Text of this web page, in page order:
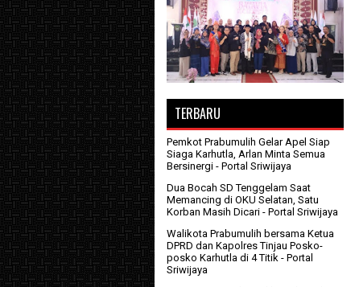
TERBARU
Pemkot Prabumulih Gelar Apel Siap
Siaga Karhutla, Arlan Minta Semua
Bersinergi - Portal Sriwijaya
Dua Bocah SD Tenggelam Saat
Memancing di OKU Selatan, Satu
Korban Masih Dicari - Portal Sriwijaya
Walikota Prabumulih bersama Ketua
DPRD dan Kapolres Tinjau Posko-
posko Karhutla di 4 Titik - Portal
Sriwijaya